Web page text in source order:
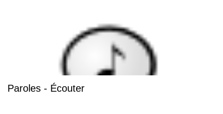
Paroles - Écouter